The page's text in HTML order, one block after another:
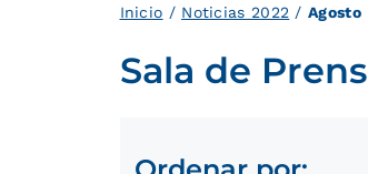
Inicio / Noticias 2022 /Agosto
Sala de